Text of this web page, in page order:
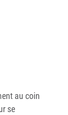
au coin
se